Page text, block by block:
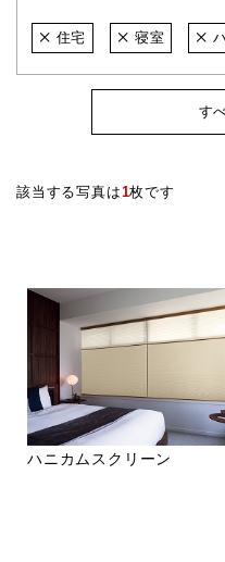
住宅 寝室
す
該当する写真は1枚です
ハニカムスクリーン